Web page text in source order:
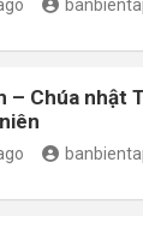
– Chúa nhật